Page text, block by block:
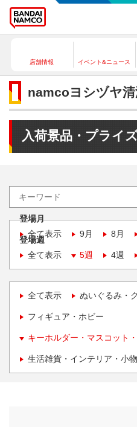
店舗情報 イベント&ニュース
namcoヨシヅヤ清
入荷景品・プライ
登場月
全て表示
9月 8月
登場週
全て表示
5週 4週
全て表示 ぬいぐるみ・
フィギュア・ホビー
キーホルダー・マスコット
生活雑貨・インテリア・小物